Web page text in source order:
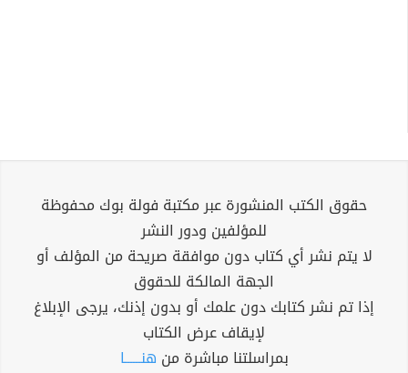
حقوق الكتب المنشورة عبر مكتبة فولة بوك محفوظة
للمؤلفين ودور النشر
لا يتم نشر أي كتاب دون موافقة صريحة من المؤلف أو
الجهة المالكة للحقوق
إذا تم نشر كتابك دون علمك أو بدون إذنك، يرجى الإبلاغ
لإيقاف عرض الكتاب
بمراسلتنا مباشرة من هنــــــا